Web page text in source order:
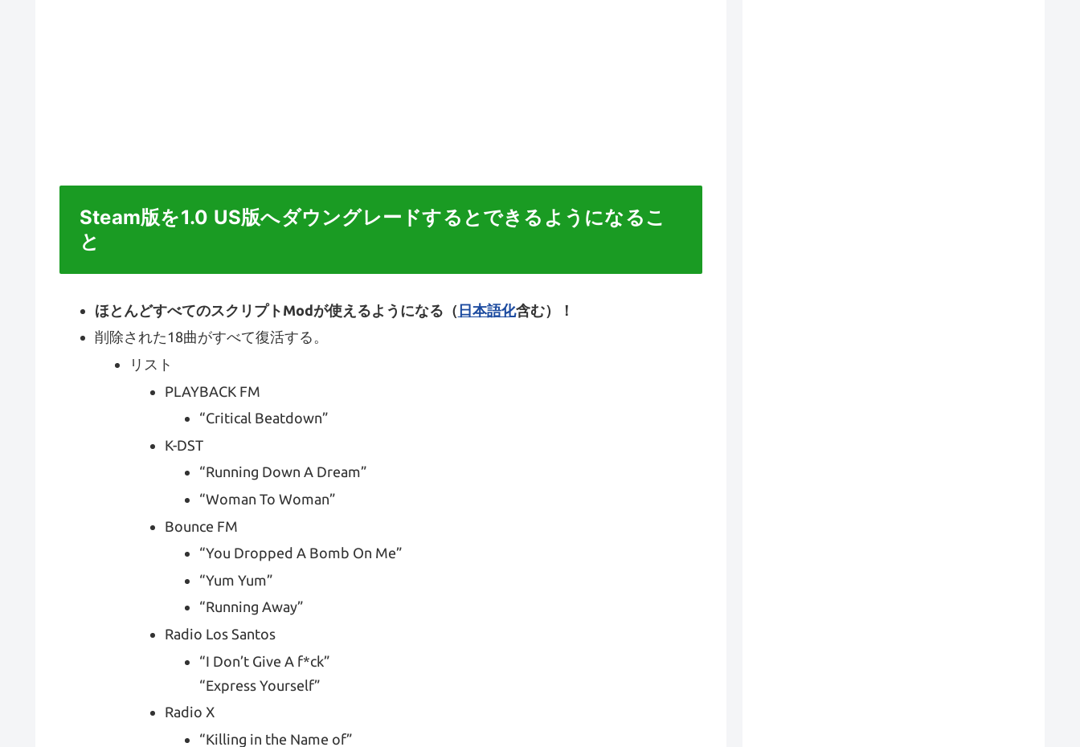
Steam版を1.0 US版へダウングレードするとできるようになるこ
と
ほとんどすべてのスクリプトModが使えるようになる（ 日本語化含む）！
削除された18曲がすべて復活する。
リスト
PLAYBACK FM
“Critical Beatdown”
K-DST
“Running Down A Dream”
“Woman To Woman”
Bounce FM
“You Dropped A Bomb On Me”
“Yum Yum”
“Running Away”
Radio Los Santos
“I Don’t Give A f*ck”
“Express Yourself”
Radio X
“Killing in the Name of”